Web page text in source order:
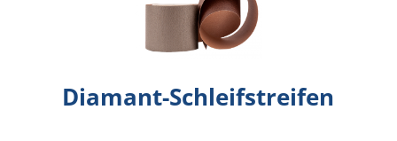
Diamant-Schleifstreifen